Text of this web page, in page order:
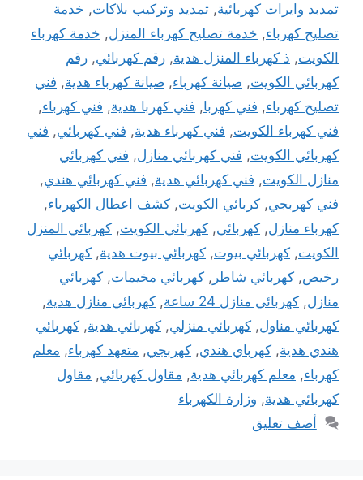
تمدبد وايرات كهربائية, تمديد وتركيب بلاكات, خدمة
تصليح كهرباء, خدمة تصليح كهرباء المنزل, خدمة كهرباء
الكويت, ذ كهرباء المنزل هدية, رقم كهربائي, رقم
كهربائي الكويت, صيانة كهرباء, صيانة كهرباء هدية, فني
تصليح كهرباء, فني كهربا, فني كهربا هدية, فني كهرباء,
فني كهرباء الكويت, فني كهرباء هدية, فني كهربائي, فني
كهربائي الكويت, فني كهربائي منازل, فني كهربائي
منازل الكويت, فني كهربائي هدية, فني كهربائي هندي,
فني كهربجي, كربائي الكويت, كشف اعطال الكهرباء,
كهرباء منازل, كهربائي, كهربائي الكويت, كهربائي المنزل
الكويت, كهربائي بيوت, كهربائي بيوت هدية, كهربائي
رخيص, كهربائي شاطر , كهربائي مخيمات, كهربائي
منازل, كهربائي منازل 24 ساعة , كهربائي منازل هدية,
كهربائي مناول, كهربائي منزلي, كهربائي هدية, كهربائي
هندي هدية, كهرباي هندي, كهربجي, متعهد كهرباء, معلم
كهرباء, معلم كهربائي هدية, مقاول كهربائي, مقاول
كهربائي هدية, وزارة الكهرباء
أضف تعليق